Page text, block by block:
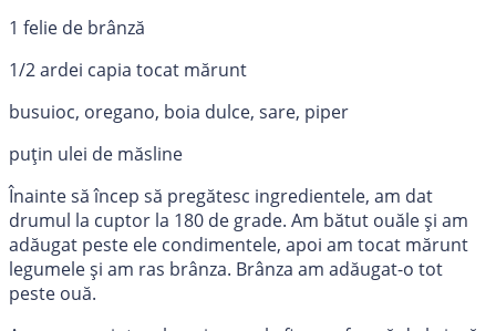
1 felie de brânză
1/2 ardei capia tocat mărunt
busuioc, oregano, boia dulce, sare, piper
puțin ulei de măsline
Înainte să încep să pregătesc ingredientele, am dat
drumul la cuptor la 180 de grade. Am bătut ouăle și am
adăugat peste ele condimentele, apoi am tocat mărunt
legumele și am ras brânza. Brânza am adăugat-o tot
peste ouă.